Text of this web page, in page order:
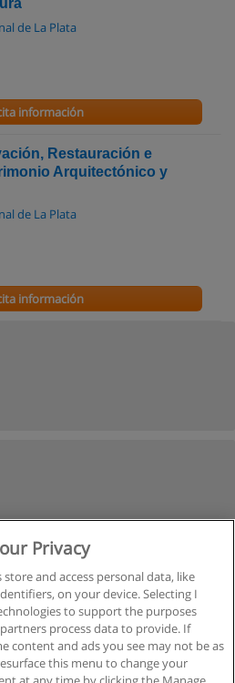
de La Plata
información
Restauración e
Arquitectónico y
de La Plata
información
Privacy
and access personal data, like
on your device. Selecting I
to support the purposes
process data to provide. If
content and ads you see may not be as
this menu to change your